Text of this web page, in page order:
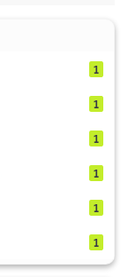
1
1
1
1
1
1